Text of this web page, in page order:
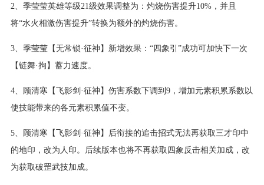
2、季莹莹英雄等级21级效果调整为：灼烧伤害提升10%，并且
将“水火相激伤害提升”转换为额外的灼烧伤害。
3、季莹莹【无常锁·征神】新增效果：“四象引”成功可加快下一次
【链舞·拘】蓄力速度。
4、顾清寒【飞影剑·征神】伤害系数下调到9，增加元素积累系数以
使技能带来的各元素积累值不变。
5、顾清寒【飞影剑·征神】后衔接的追击招式无法再获取三才印中
的地印，改为人印。后续版本也将不再获取四象反击相关加成，改
为获取破罡武技加成。